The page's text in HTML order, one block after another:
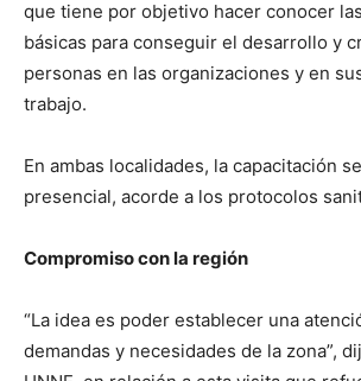
que tiene por objetivo hacer conocer
básicas para conseguir el desarrollo y
personas en las organizaciones y en
trabajo.
En ambas localidades, la capacitación
presencial, acorde a los protocolos
Compromiso con la región
“La idea es poder establecer una
demandas y necesidades de la zona”,